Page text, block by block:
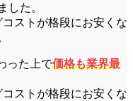
した。
ストが格段にお安くな
った上で価格も業界最
ストが格段にお安くな